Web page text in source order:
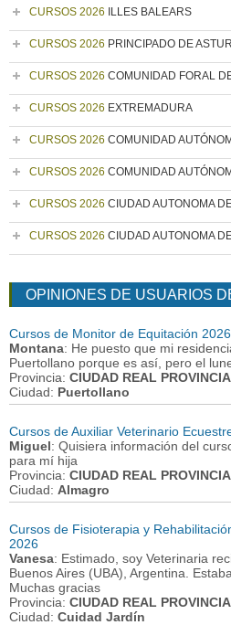
CURSOS 2026 ILLES BALEARS
CURSOS 2026 PRINCIPADO DE
CURSOS 2026 COMUNIDAD FORAL
CURSOS 2026 EXTREMADURA
CURSOS 2026 COMUNIDAD
CURSOS 2026 COMUNIDAD
CURSOS 2026 CIUDAD AUTONOMA
CURSOS 2026 CIUDAD AUTONOMA
OPINIONES DE USUARIOS
Cursos de Monitor de Equitación 2026
Montana: He puesto que mi
Puertollano porque es así, pero el
Provincia: CIUDAD REAL PROVINCIA
Ciudad: Puertollano
Cursos de Auxiliar Veterinario
Miguel: Quisiera información del
para mí hija
Provincia: CIUDAD REAL PROVINCIA
Ciudad: Almagro
Cursos de Fisioterapia y
2026
Vanesa: Estimado, soy Veterinaria
Buenos Aires (UBA), Argentina.
Muchas gracias
Provincia: CIUDAD REAL PROVINCIA
Ciudad: Cuidad Jardín